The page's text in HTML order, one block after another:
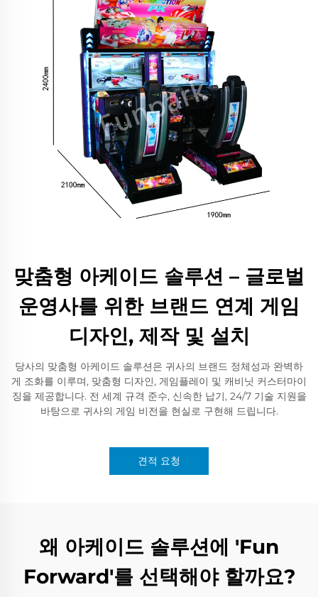
맞춤형 아케이드 솔루션 – 글로벌
운영사를 위한 브랜드 연계 게임
디자인, 제작 및 설치
당사의 맞춤형 아케이드 솔루션은 귀사의 브랜드 정체성과 완벽하
게 조화를 이루며, 맞춤형 디자인, 게임플레이 및 캐비닛 커스터마이
징을 제공합니다. 전 세계 규격 준수, 신속한 납기, 24/7 기술 지원을
바탕으로 귀사의 게임 비전을 현실로 구현해 드립니다.
견적 요청
왜 아케이드 솔루션에 'Fun
Forward'를 선택해야 할까요?